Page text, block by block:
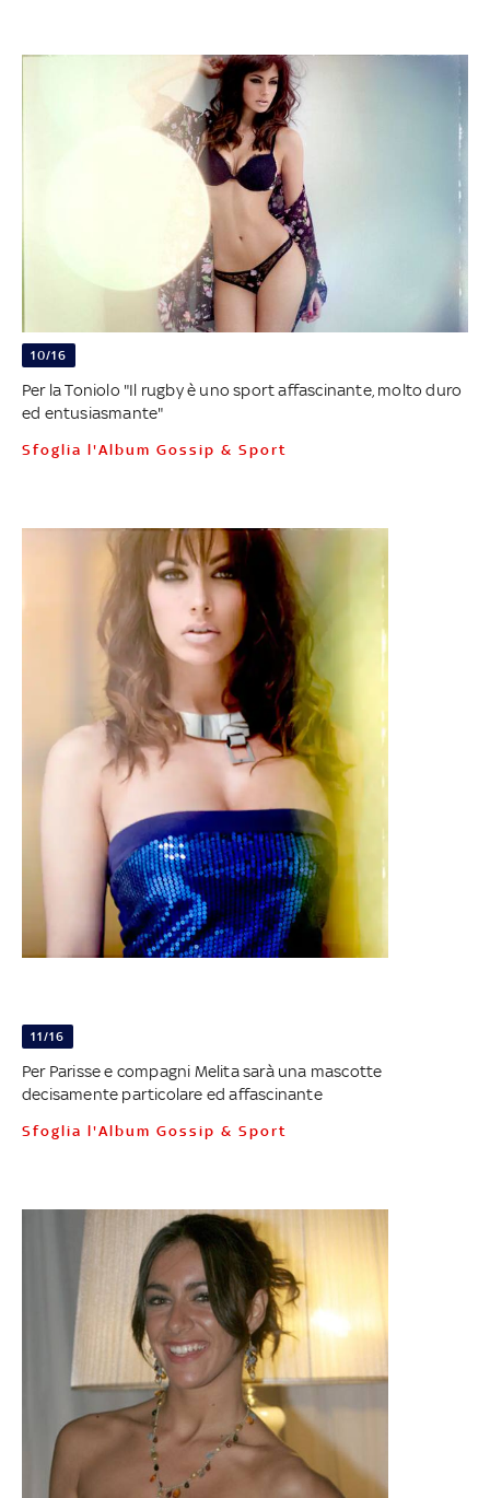
10/16
Per la Toniolo "Il rugby è uno sport affascinante, molto duro
ed entusiasmante"
Sfoglia l'Album Gossip & Sport
11/16
Per Parisse e compagni Melita sarà una mascotte
decisamente particolare ed affascinante
Sfoglia l'Album Gossip & Sport